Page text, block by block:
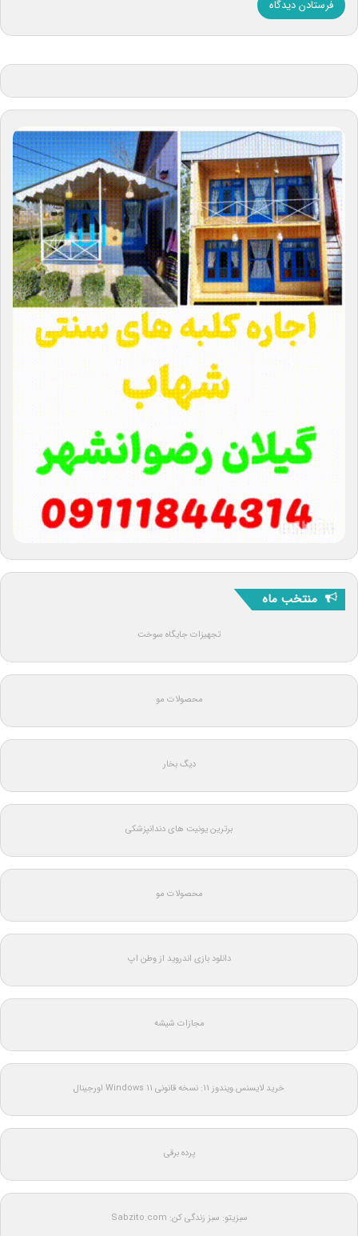
منتخب ماه
تجهیزات جایگاه سوخت
محصولات مو
دیگ بخار
برترین یونیت های دندانپزشکی
محصولات مو
دانلود بازی اندروید از وطن اپ
مجازات شیشه
خرید لایسنس ویندوز 11: نسخه قانونی Windows 11 اورجینال
پرده برقی
سبزیتو: سبز زندگی کن: Sabzito.com